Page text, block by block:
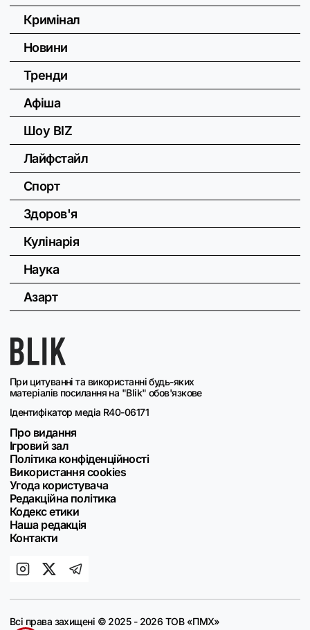
При цитуванні та використанні будь-яких
матеріалів посилання на "Blik" обов'язкове
Ідентифікатор медіа R40-06171
Про видання
Ігровий зал
Політика конфіденційності
Використання cookies
Угода користувача
Редакційна політика
Кодекс етики
Наша редакція
Контакти
Кримінал
Новини
Тренди
Афіша
Шоу BIZ
Лайфстайл
Спорт
Здоров'я
Кулінарія
Наука
Азарт
Всі права захищені © 2025 - 2026 ТОВ «ПМХ»